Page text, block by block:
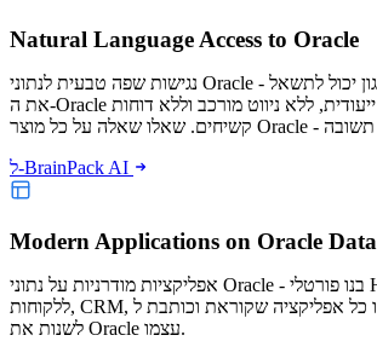
Natural Language Access to Oracle
נגישות שפה טבעית לנתוני Oracle - כל גורם מורשה בארגון יכול לתשאל
את ה-Oracle ללא הכשרה ייעודית, ללא ניווט מורכב וללא דוחות
ל-BrainPack AI
Modern Applications on Oracle Data
אפליקציות מודרניות על נתוני Oracle - בנו פורטלי HR, דשבורדים
ללקוחות, CRM, או כל אפליקציה שקוראת וכותבת ל-Oracle - בלי
לשנות את Oracle עצמו.